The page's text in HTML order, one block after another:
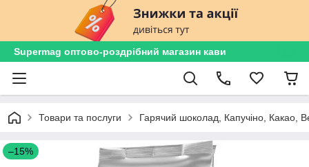
Supermag оптово-роздрібний магазин кави
Товари та послуги Гарячий шоколад, Капучіно, Какао,
–15%